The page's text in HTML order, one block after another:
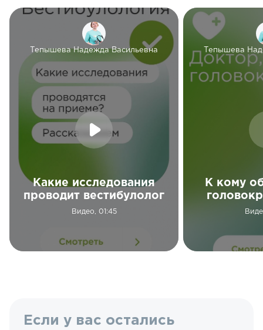
Тепышева Надежда Васильевна
Какие исследования
проводит вестибулолог
Видео, 01:45
Тепышева
К кому
Если у вас остались